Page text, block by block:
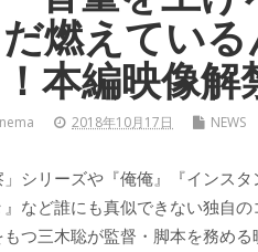
燃えてい
本編映像解
2018年10月17日 NEWS
」シリーズや『俺俺』『インスタ
など誰にも真似できない独自の
もつ三木聡が監督・脚本を務める